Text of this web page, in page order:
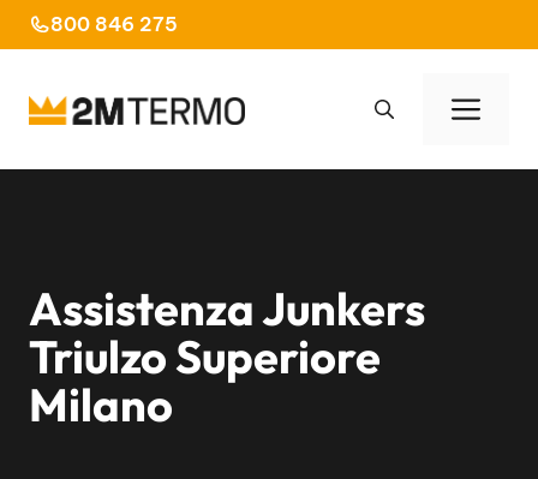
al
800 846 275
Assistenza Junkers
Triulzo Superiore
Milano